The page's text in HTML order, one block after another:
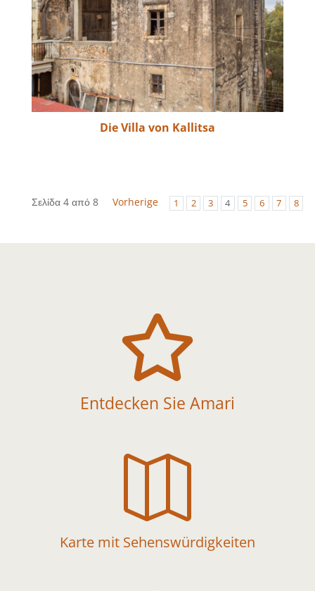
Die Villa von Kallitsa
Σελίδα 4 από 8 Vorherige 1 2 3 4 5 6 7 8

Entdecken Sie Amari

Karte mit Sehenswürdigkeiten